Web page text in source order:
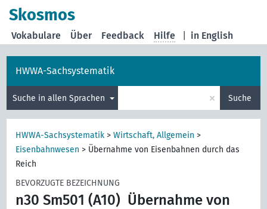
Skosmos
in English
Vokabulare Über Feedback Hilfe
HWWA-Sachsystematik
Suche in allen Sprachen × Suche
HWWA-Sachsystematik >Wirtschaft, Allgemein >
Eisenbahnwesen > Übernahme von Eisenbahnen durch das
Reich
BEVORZUGTE BEZEICHNUNG
n30 Sm501 (A10) Übernahme von